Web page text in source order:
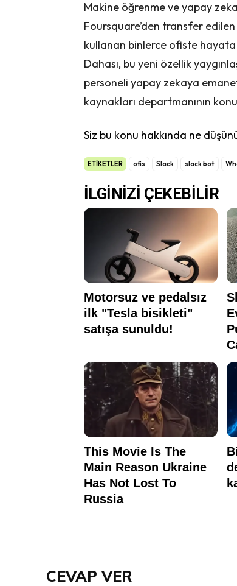
Makine öğrenme ve yapay
Foursquare’den transfer
kullanan binlerce ofiste
Dahası, bu yeni özellik
personeli yapay zekaya
kaynakları departmanının
Siz bu konu hakkında ne
ETİKETLER ofis Slack slack bot
CEVAP VER